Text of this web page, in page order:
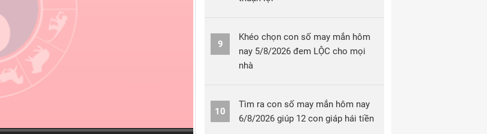
9
Khéo chọn con số may mắn hôm
nay 5/8/2026 đem LỘC cho mọi
nhà
10
Tìm ra con số may mắn hôm nay
6/8/2026 giúp 12 con giáp hái tiền